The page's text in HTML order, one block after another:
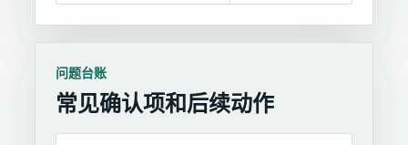
问题台账
常见确认项和后续动作